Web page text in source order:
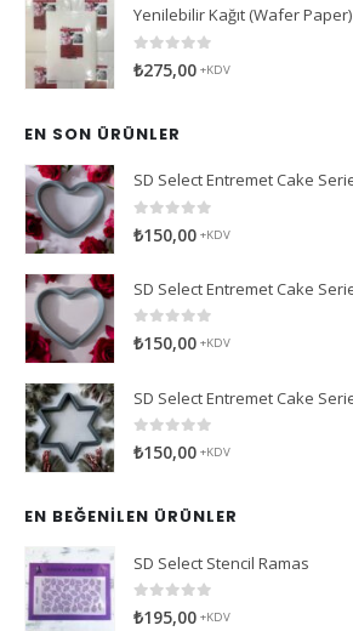
Yenilebilir Kağıt (Wafer Paper)
0
₺275,00 +KDV
EN SON ÜRÜNLER
0
₺150,00 +KDV
0 5 üzerinden
₺150,00 +KDV
0 5 üzerinden
₺150,00 +KDV
EN BEĞENILEN ÜRÜNLER
SD Select Stencil Ramas
0 5 üzerinden
₺195,00 +KDV